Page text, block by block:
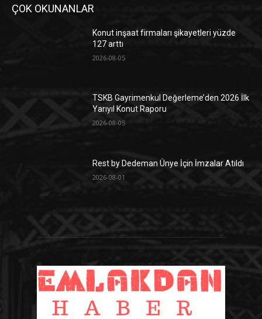
ÇOK OKUNANLAR
Konut inşaat firmaları şikayetleri yüzde
127 arttı
2026-08-05
TSKB Gayrimenkul Değerleme’den 2026 İlk
Yarıyıl Konut Raporu
2026-08-05
Rest by Dedeman Ünye İçin İmzalar Atıldı
2026-08-01